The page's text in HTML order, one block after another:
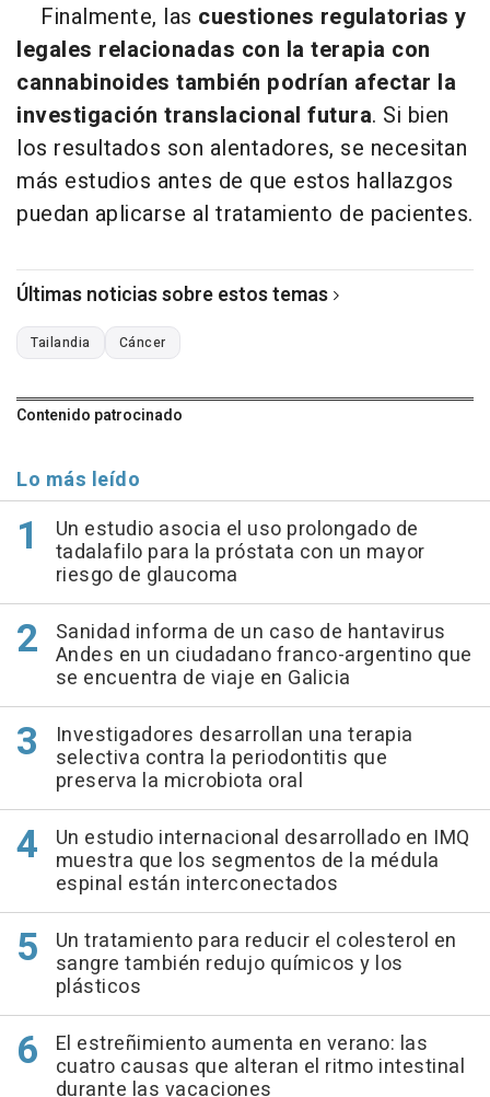
Finalmente, las cuestiones regulatorias y
legales relacionadas con la terapia con
cannabinoides también podrían afectar la
investigación translacional futura. Si bien
los resultados son alentadores, se necesitan
más estudios antes de que estos hallazgos
puedan aplicarse al tratamiento de pacientes.
Últimas noticias sobre estos temas
Tailandia Cáncer
Contenido patrocinado
Lo más leído
Un estudio asocia el uso prolongado de
tadalafilo para la próstata con un mayor
riesgo de glaucoma
Sanidad informa de un caso de hantavirus
Andes en un ciudadano franco-argentino que
se encuentra de viaje en Galicia
Investigadores desarrollan una terapia
selectiva contra la periodontitis que
preserva la microbiota oral
Un estudio internacional desarrollado en IMQ
muestra que los segmentos de la médula
espinal están interconectados
Un tratamiento para reducir el colesterol en
sangre también redujo químicos y los
plásticos
El estreñimiento aumenta en verano: las
cuatro causas que alteran el ritmo intestinal
durante las vacaciones